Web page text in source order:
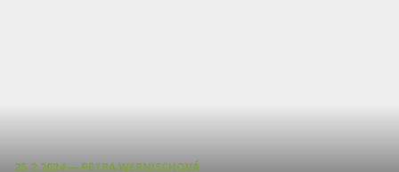
25.2.2024 ― PETRA WERNISCHOVÁ